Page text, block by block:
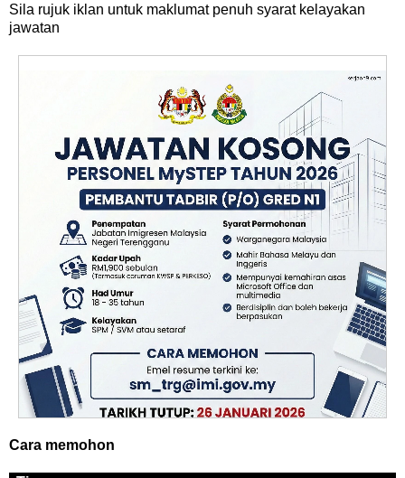
Sila rujuk iklan untuk maklumat penuh syarat kelayakan
jawatan
Cara memohon